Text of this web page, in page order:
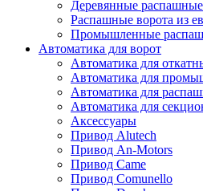
Деревянные распашные
Распашные ворота из
Промышленные
Автоматика для ворот
Автоматика для
Автоматика для
Автоматика для
Автоматика для
Аксессуары
Привод Alutech
Привод An-Motors
Привод Came
Привод Comunello